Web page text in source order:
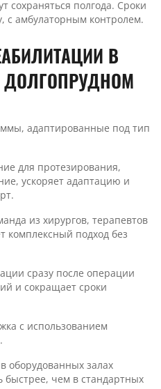
сохраняться полгода. Сроки
с амбулаторным контролем.
В
ДОЛГОПРУДНОМ
адаптированные под тип
для протезирования,
ускоряет адаптацию и
из хирургов, терапевтов
комплексный подход без
сразу после операции
и сокращает сроки
с использованием
оборудованных залах
быстрее, чем в стандартных